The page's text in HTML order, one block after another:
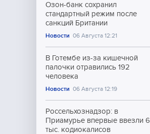
Озон-банк сохранил
стандартный режим после
санкций Британии
Новости 06 Августа 12:21
В Готембе из-за кишечной
палочки отравились 192
человека
Новости 06 Августа 12:19
Россельхознадзор: в
Приамурье впервые ввезли 6
тыс. кодиокалисов